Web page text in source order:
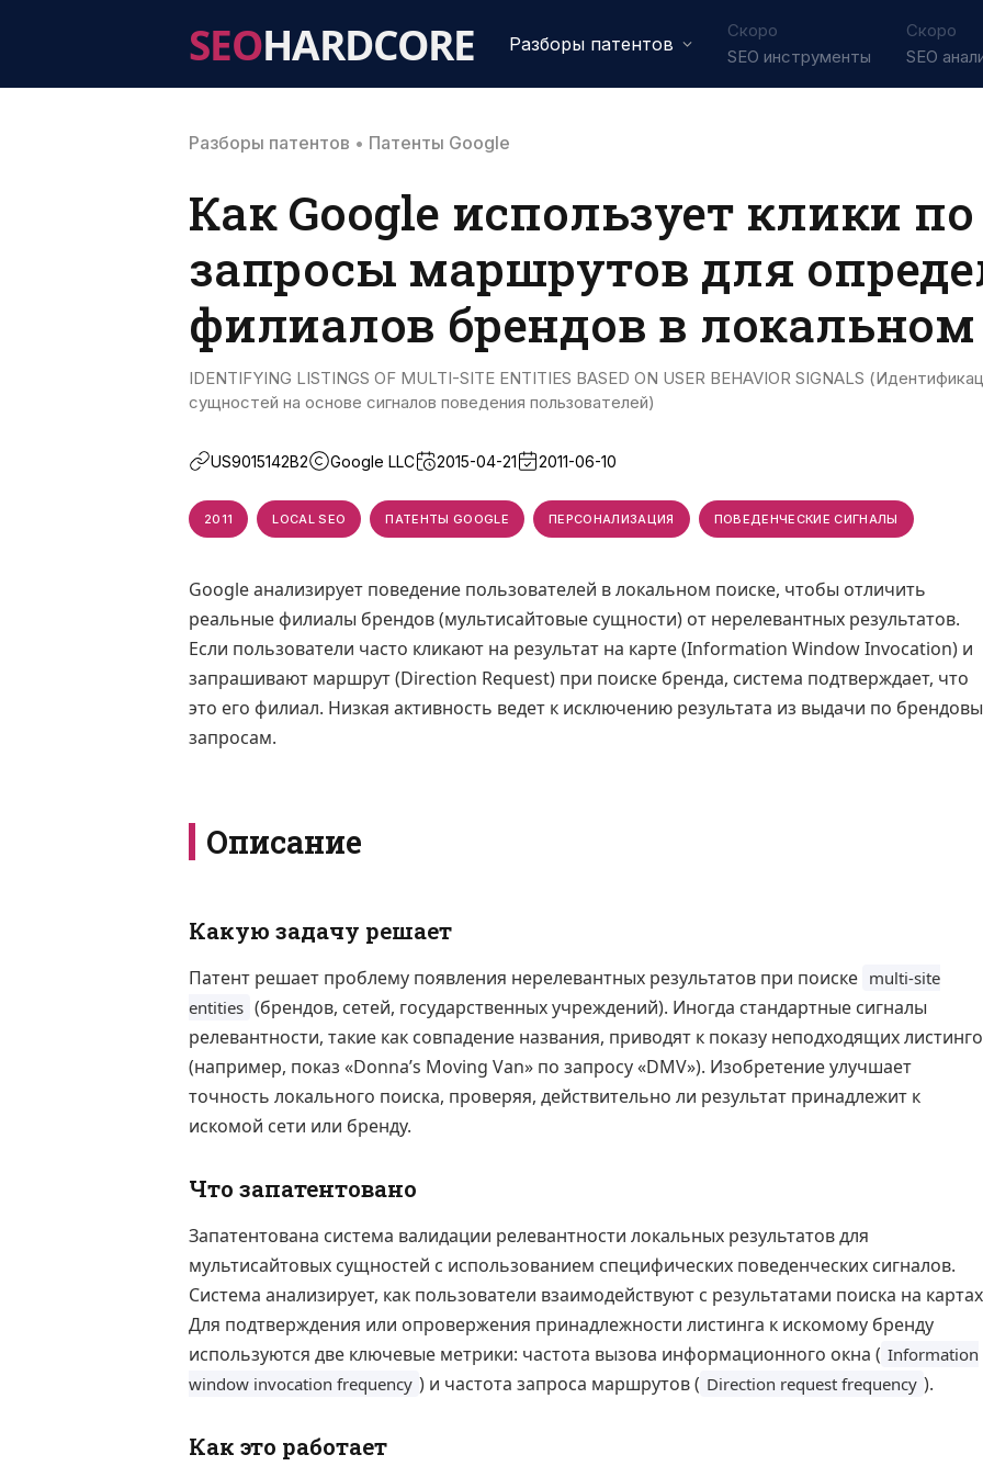
SEOHARDCORE Разборы патентов
Скоро
SEO инструменты
Скоро
SEO
Разборы патентов • Патенты Google
Как Google использует клики
запросы маршрутов для
филиалов брендов в
IDENTIFYING LISTINGS OF MULTI-SITE ENTITIES BASED ON USER BEHAVIOR SIGNALS
сущностей на основе сигналов поведения пользователей)
US9015142B2 Google LLC 2015-04-21 2011-06-10
2011 LOCAL SEO ПАТЕНТЫ GOOGLE ПЕРСОНАЛИЗАЦИЯ ПОВЕДЕНЧЕСКИЕ СИГНАЛЫ
Google анализирует поведение пользователей в локальном поиске, чтобы отличить
реальные филиалы брендов (мультисайтовые сущности) от нерелевантных результатов.
Если пользователи часто кликают на результат на карте (Information Window Invocation) и
запрашивают маршрут (Direction Request) при поиске бренда, система подтверждает, что
это его филиал. Низкая активность ведет к исключению результата из выдачи по
запросам.
Описание
Какую задачу решает
Патент решает проблему появления нерелевантных результатов при поиске multi-site
entities (брендов, сетей, государственных учреждений). Иногда стандартные сигналы
релевантности, такие как совпадение названия, приводят к показу неподходящих
(например, показ «Donna’s Moving Van» по запросу «DMV»). Изобретение улучшает
точность локального поиска, проверяя, действительно ли результат принадлежит к
искомой сети или бренду.
Что запатентовано
Запатентована система валидации релевантности локальных результатов для
мультисайтовых сущностей с использованием специфических поведенческих сигналов.
Система анализирует, как пользователи взаимодействуют с результатами поиска на
Для подтверждения или опровержения принадлежности листинга к искомому бренду
используются две ключевые метрики: частота вызова информационного окна ( Information
window invocation frequency ) и частота запроса маршрутов ( Direction request frequency ).
Как это работает